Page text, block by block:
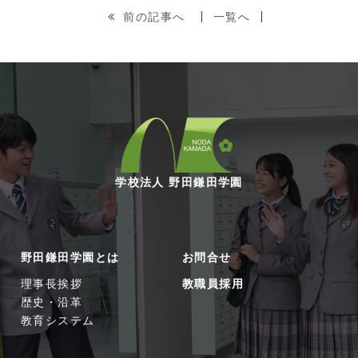
前の記事へ 一覧へ
学校法人 野田鎌田学園
野田鎌田学園とは
理事長挨拶
歴史・沿革
教育システム
お問合せ
教職員採用